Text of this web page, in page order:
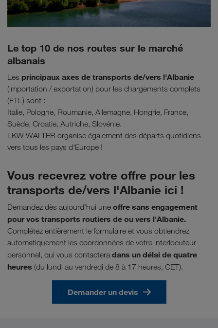
Le top 10 de nos routes sur le marché
albanais
Les principaux axes de transports de/vers l'Albanie
(importation / exportation) pour les chargements complets
(FTL) sont :
Italie, Pologne, Roumanie, Allemagne, Hongrie, France,
Suède, Croatie, Autriche, Slovénie.
LKW WALTER organise également des départs quotidiens
vers tous les pays d'Europe !
Vous recevrez votre offre pour les
transports de/vers l'Albanie ici !
Demandez dès aujourd'hui une offre sans engagement
pour vos transports routiers de ou vers l'Albanie.
Complétez entièrement le formulaire et vous obtiendrez
automatiquement les coordonnées de votre interlocuteur
personnel, qui vous contactera dans un délai de quatre
heures (du lundi au vendredi de 8 à 17 heures, CET).
Demander un devis